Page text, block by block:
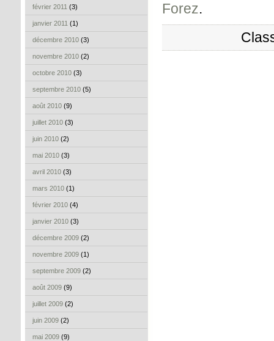
février 2011 (3)
janvier 2011 (1)
décembre 2010 (3)
novembre 2010 (2)
octobre 2010 (3)
septembre 2010 (5)
août 2010 (9)
juillet 2010 (3)
juin 2010 (2)
mai 2010 (3)
avril 2010 (3)
mars 2010 (1)
février 2010 (4)
janvier 2010 (3)
décembre 2009 (2)
novembre 2009 (1)
septembre 2009 (2)
août 2009 (9)
juillet 2009 (2)
juin 2009 (2)
mai 2009 (9)
Forez.